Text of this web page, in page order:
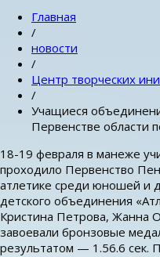
Главная
/
новости
/
Центр творческих
/
Учащиеся
Первенстве области
18-19 февраля в манеже
проходило Первенство
атлетике среди юношей и
детского объединения
Кристина Петрова, Жанна
завоевали бронзовые
результатом — 1.56.6 сек.